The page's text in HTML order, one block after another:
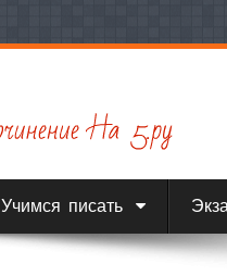
Учимся писать